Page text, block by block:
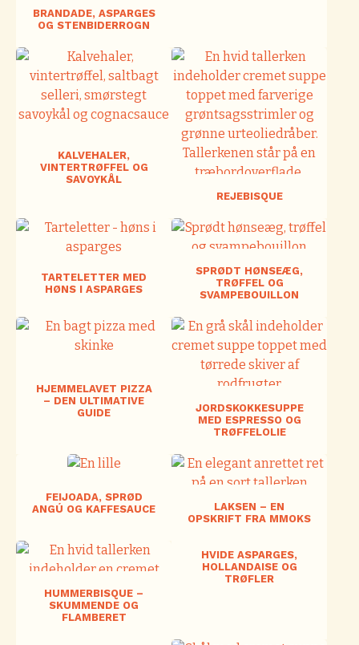
BRANDADE, ASPARGES
OG STENBIDERROGN
KALVEHALER,
VINTERTRØFFEL OG
SAVOYKÅL
REJEBISQUE
TARTELETTER MED
HØNS I ASPARGES
SPRØDT HØNSEÆG,
TRØFFEL OG
SVAMPEBOUILLON
HJEMMELAVET PIZZA
– DEN ULTIMATIVE
GUIDE
JORDSKOKKESUPPE
MED ESPRESSO OG
TRØFFELOLIE
FEIJOADA, SPRØD
ANGÚ OG KAFFESAUCE
LAKSEN – EN
OPSKRIFT FRA MMOKS
HUMMERBISQUE –
SKUMMENDE OG
FLAMBERET
HVIDE ASPARGES,
HOLLANDAISE OG
TRØFLER